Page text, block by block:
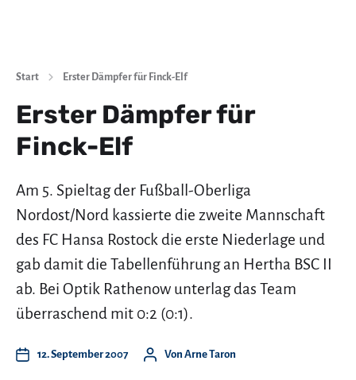
Start Erster Dämpfer für Finck-Elf
Erster Dämpfer für
Finck-Elf
Am 5. Spieltag der Fußball-Oberliga
Nordost/Nord kassierte die zweite Mannschaft
des FC Hansa Rostock die erste Niederlage und
gab damit die Tabellenführung an Hertha BSC II
ab. Bei Optik Rathenow unterlag das Team
überraschend mit 0:2 (0:1).
12. September 2007 Von Arne Taron